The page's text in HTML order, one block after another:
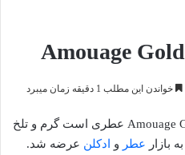
خواندن این مطلب 1 دقیقه زمان میبرد
عطر ادکلن آمواج گلد مردانه-Amouage Gold عطری است گرم و تلخ
عطر و ادکلن عرضه شد.